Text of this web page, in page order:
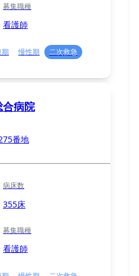
募集職種
看護師
慢性期
二次救急
病院
番地
病床数
355床
募集職種
看護師